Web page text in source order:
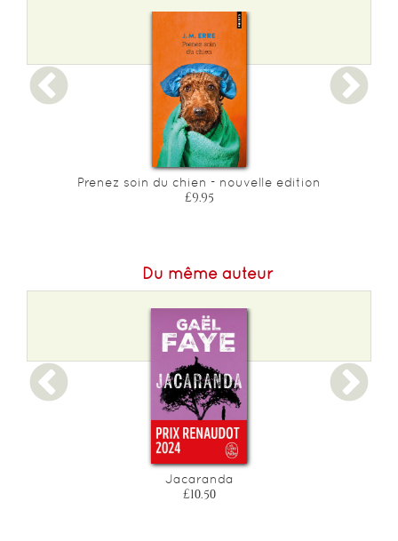
Prenez soin du chien - nouvelle edition
£9.95
Du même auteur
Jacaranda
£10.50